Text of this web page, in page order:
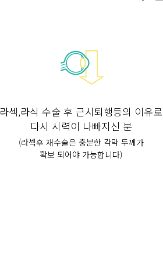
라섹,라식 수술 후 근시퇴행등의 이유로
다시 시력이 나빠지신 분
(라섹후 재수술은 충분한 각막 두께가
확보 되어야 가능합니다)